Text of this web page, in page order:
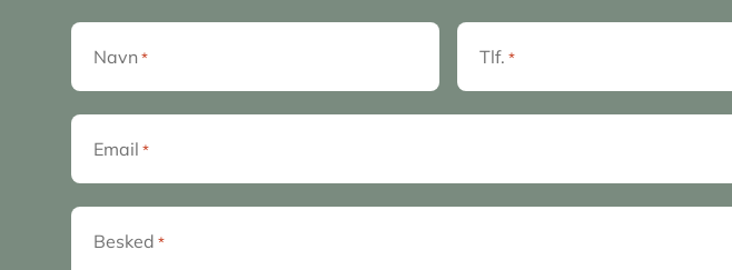
Navn * Tlf. *
Email *
Besked *